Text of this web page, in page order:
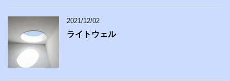
2021/12/02
ライトウェル